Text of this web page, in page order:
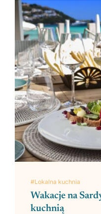
#Lokalna kuchnia
Wakacje na
kuchnią